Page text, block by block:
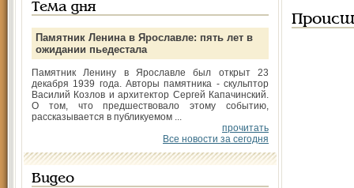
Тема дня
Памятник Ленина в Ярославле: пять лет в
ожидании пьедестала
Памятник Ленину в Ярославле был открыт 23
декабря 1939 года. Авторы памятника - скульптор
Василий Козлов и архитектор Сергей Капачинский.
О том, что предшествовало этому событию,
рассказывается в публикуемом ...
прочитать
Все новости за сегодня
Видео